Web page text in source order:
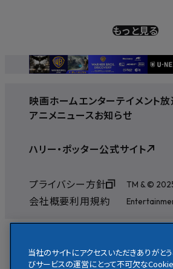
もっと見る
映画ホームエンターテイメント放
アニメニュースお知らせ
ハリー・ポッター公式サイト
プライバシー方針
会社概要利用規約
TM & ©
当社のサイトにアクセスいただきありがと
びサービスの運営にとって不可欠な